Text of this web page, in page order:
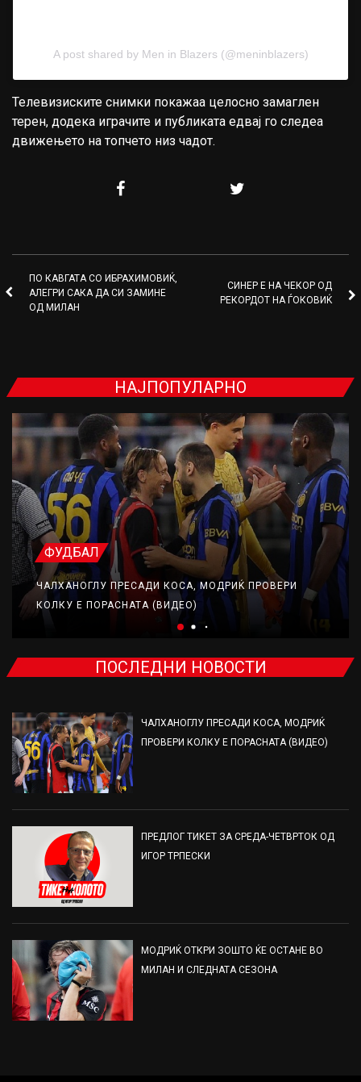
A post shared by Men in Blazers (@meninblazers)
Телевизиските снимки покажаа целосно замаглен
терен, додека играчите и публиката едвај го следеа
движењето на топчето низ чадот.
ПО КАВГАТА СО ИБРАХИМОВИЌ,
АЛЕГРИ САКА ДА СИ ЗАМИНЕ
ОД МИЛАН
СИНЕР Е НА ЧЕКОР ОД
РЕКОРДОТ НА ЃОКОВИЌ
НАЈПОПУЛАРНО
ФУДБАЛ
ЧАЛХАНОГЛУ ПРЕСАДИ КОСА, МОДРИЌ ПРОВЕРИ
КОЛКУ Е ПОРАСНАТА (ВИДЕО)
ПОСЛЕДНИ НОВОСТИ
ЧАЛХАНОГЛУ ПРЕСАДИ КОСА, МОДРИЌ
ПРОВЕРИ КОЛКУ Е ПОРАСНАТА (ВИДЕО)
ПРЕДЛОГ ТИКЕТ ЗА СРЕДА-ЧЕТВРТОК ОД
ИГОР ТРПЕСКИ
МОДРИЌ ОТКРИ ЗОШТО ЌЕ ОСТАНЕ ВО
МИЛАН И СЛЕДНАТА СЕЗОНА